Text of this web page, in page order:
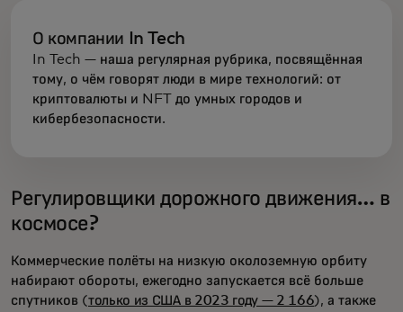
О компании In Tech
In Tech — наша регулярная рубрика, посвящённая
тому, о чём говорят люди в мире технологий: от
криптовалюты и NFT до умных городов и
кибербезопасности.
Регулировщики дорожного движения… в
космосе?
Коммерческие полёты на низкую околоземную орбиту
набирают обороты, ежегодно запускается всё больше
спутников (только из США в 2023 году — 2 166), а также